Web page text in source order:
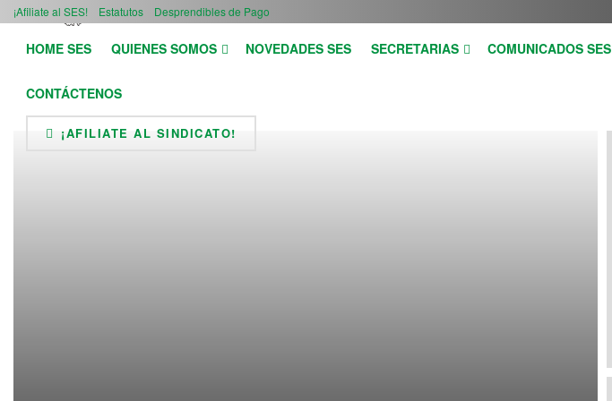
¡Afiliate al SES! Estatutos Desprendibles de Pago
HOME SES QUIENES SOMOS NOVEDADES SES SECRETARIAS COMUNICADOS SES
CONTÁCTENOS
¡AFILIATE AL SINDICATO!